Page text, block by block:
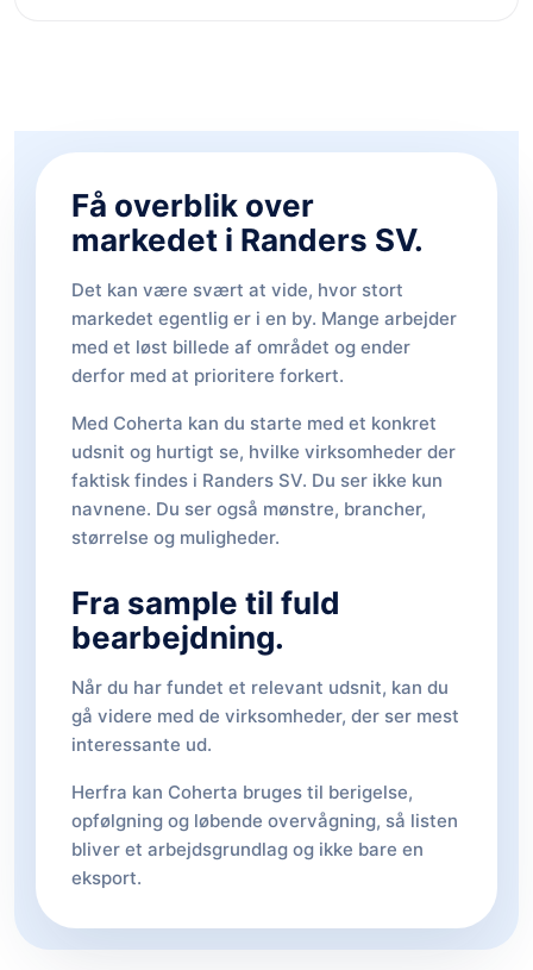
Få overblik over
markedet i Randers SV.
Det kan være svært at vide, hvor stort
markedet egentlig er i en by. Mange arbejder
med et løst billede af området og ender
derfor med at prioritere forkert.
Med Coherta kan du starte med et konkret
udsnit og hurtigt se, hvilke virksomheder der
faktisk findes i Randers SV. Du ser ikke kun
navnene. Du ser også mønstre, brancher,
størrelse og muligheder.
Fra sample til fuld
bearbejdning.
Når du har fundet et relevant udsnit, kan du
gå videre med de virksomheder, der ser mest
interessante ud.
Herfra kan Coherta bruges til berigelse,
opfølgning og løbende overvågning, så listen
bliver et arbejdsgrundlag og ikke bare en
eksport.